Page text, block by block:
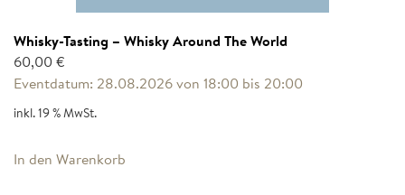
Whisky-Tasting – Whisky Around The World
60,00€
Eventdatum: 28.08.2026 von 18:00 bis 20:00
inkl. 19 % MwSt.
In den Warenkorb